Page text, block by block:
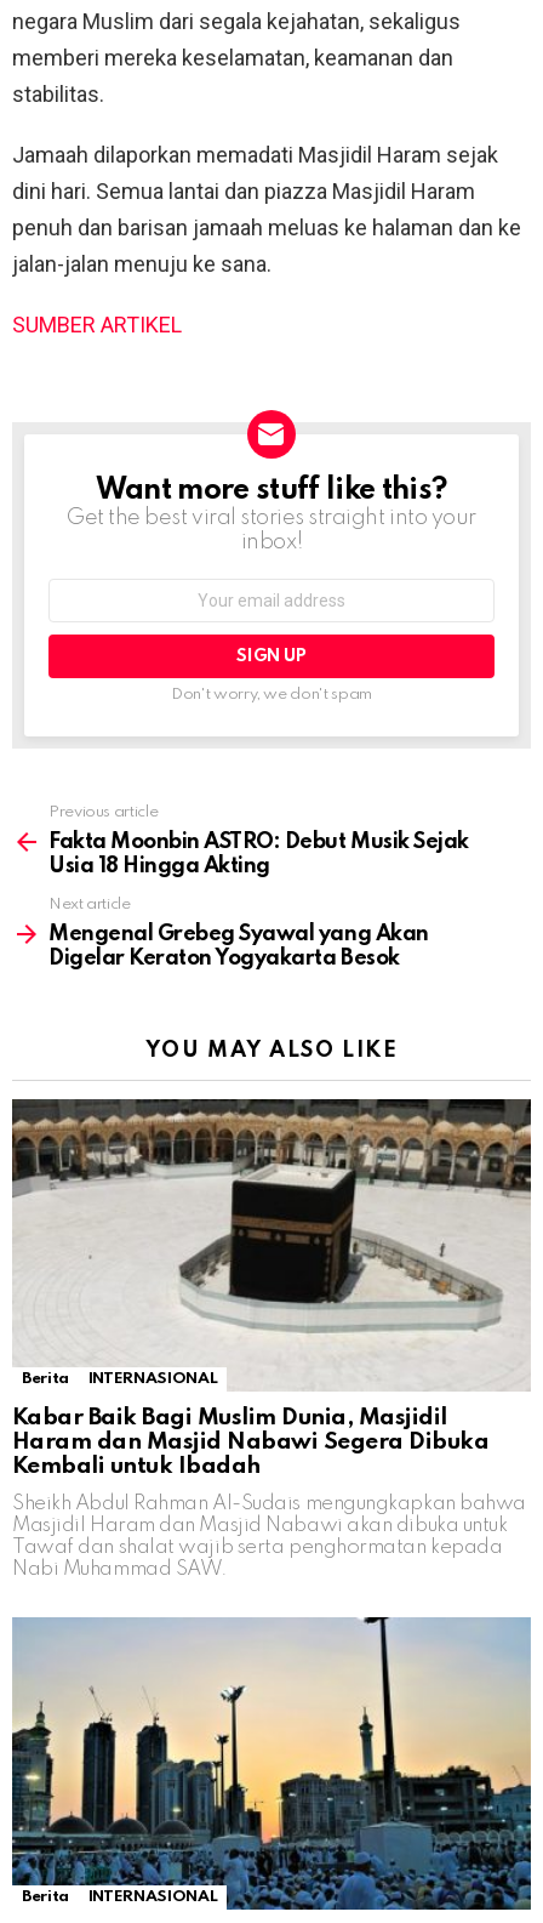
negara Muslim dari segala kejahatan, sekaligus
memberi mereka keselamatan, keamanan dan
stabilitas.
Jamaah dilaporkan memadati Masjidil Haram sejak
dini hari. Semua lantai dan piazza Masjidil Haram
penuh dan barisan jamaah meluas ke halaman dan ke
jalan-jalan menuju ke sana.
SUMBER ARTIKEL
NEWSLETTER
Want more stuff like this?
Get the best viral stories straight into your
inbox!
Don't worry, we don't spam
more
Previous article
Fakta Moonbin ASTRO: Debut Musik Sejak
Usia 18 Hingga Akting
Next article
Mengenal Grebeg Syawal yang Akan
Digelar Keraton Yogyakarta Besok
YOU MAY ALSO LIKE
Berita INTERNASIONAL
Kabar Baik Bagi Muslim Dunia, Masjidil
Haram dan Masjid Nabawi Segera Dibuka
Kembali untuk Ibadah
Sheikh Abdul Rahman Al-Sudais mengungkapkan bahwa
Masjidil Haram dan Masjid Nabawi akan dibuka untuk
Tawaf dan shalat wajib serta penghormatan kepada
Nabi Muhammad SAW.
Berita INTERNASIONAL